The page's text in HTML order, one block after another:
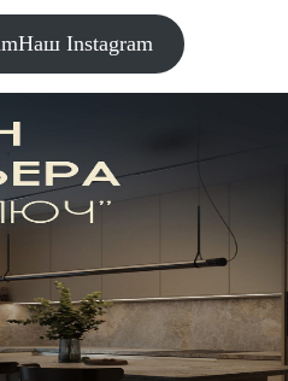
Наш Instagram